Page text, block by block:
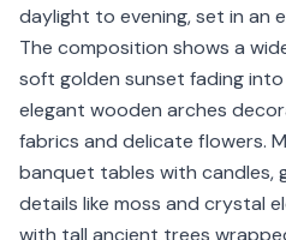
daylight to evening, set in an
The composition shows a
soft golden sunset fading
elegant wooden arches
fabrics and delicate flowers.
banquet tables with candles,
details like moss and crystal
with tall ancient trees